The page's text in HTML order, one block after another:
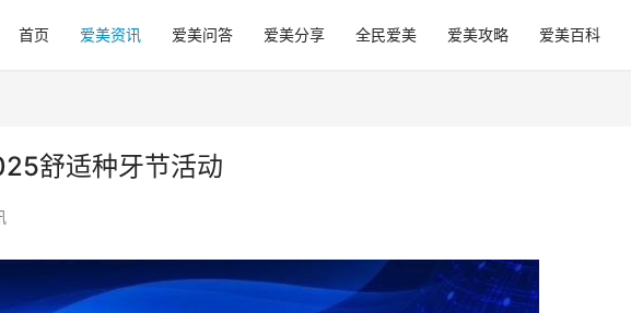
首页 爱美资讯 爱美问答 爱美分享 全民爱美 爱美攻略 爱美百科
舒适种牙节活动